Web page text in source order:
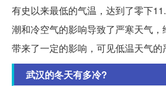
有史以来最低的气温，达到了零下
潮和冷空气的影响导致了严寒天气
带来了一定的影响，可见低温天气的
武汉的冬天有多冷?